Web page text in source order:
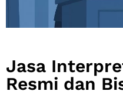
Jasa
Resmi dan